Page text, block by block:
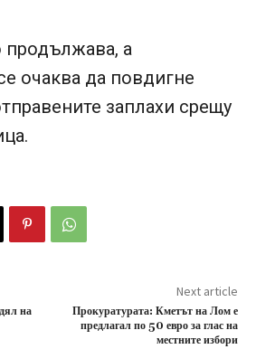
продължава, а
очаква да повдигне
заплахи срещу
на
Next article
Прокуратурата: Кметът на Лом е
предлагал по 50 евро за глас на
местните избори